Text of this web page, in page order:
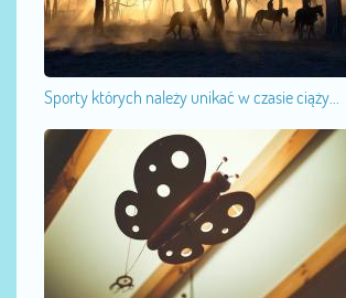
Sporty których należy unikać w czasie ciąży...